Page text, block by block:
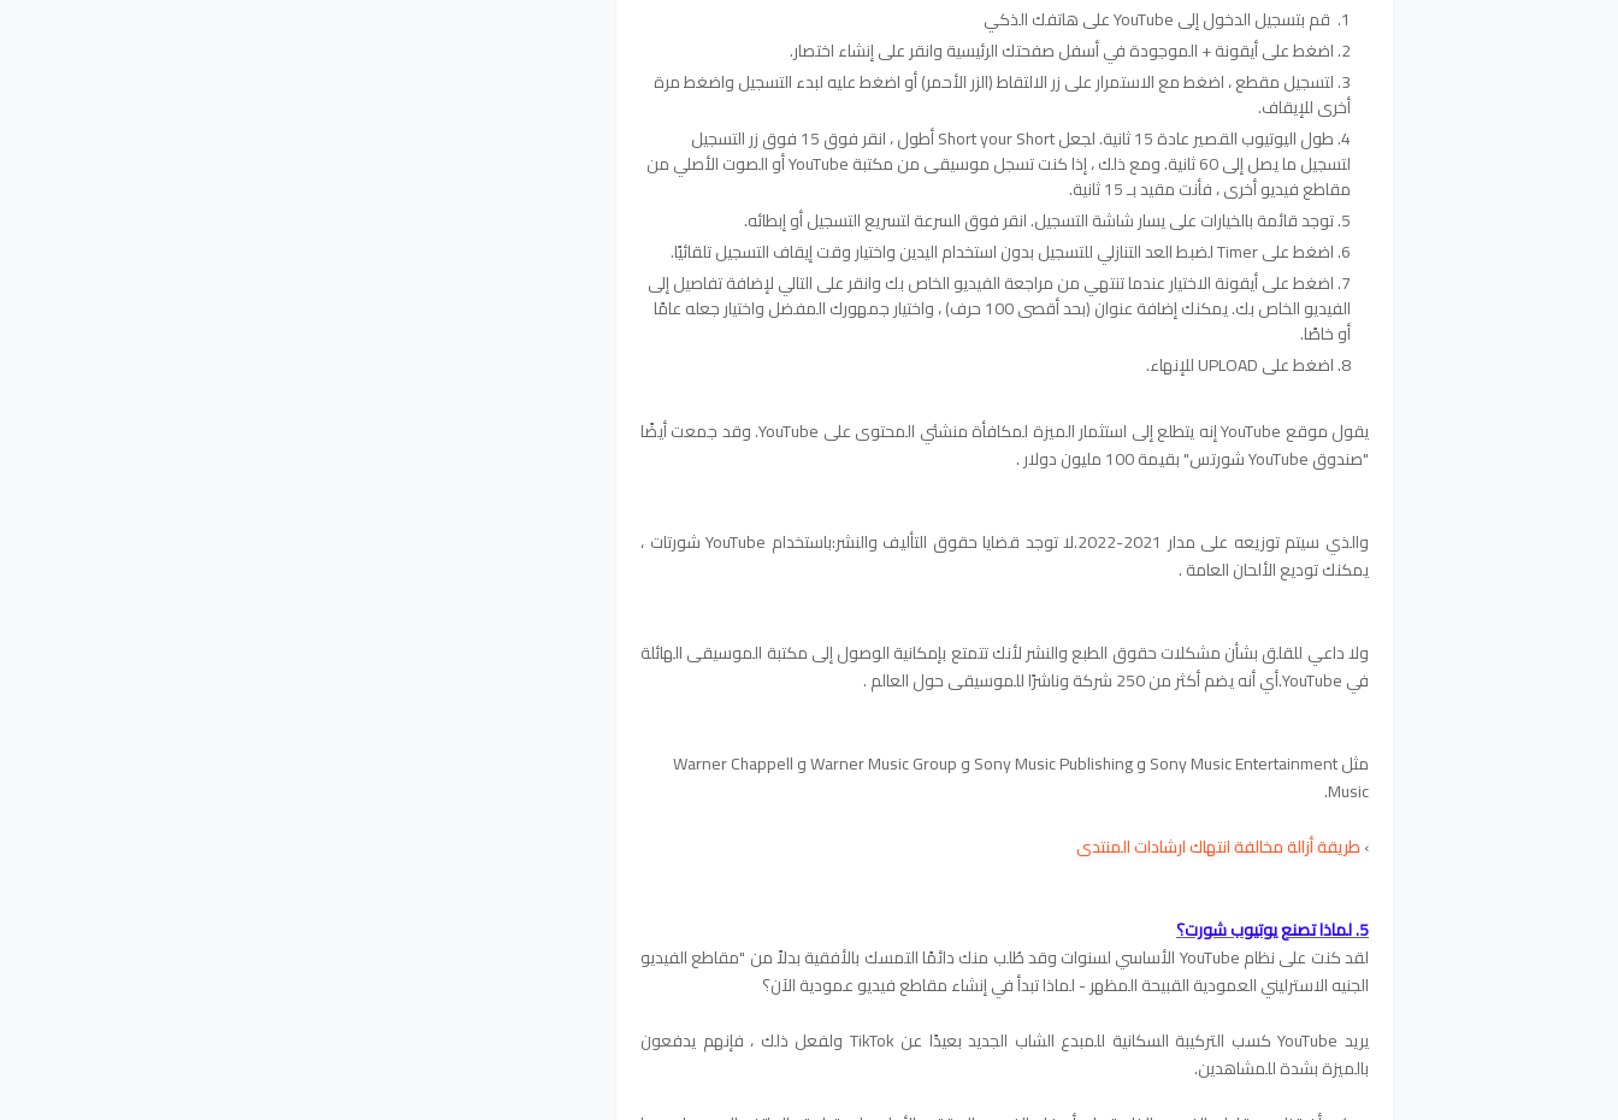
قم بتسجيل الدخول إلى YouTube على هاتفك الذكي
اضغط على أيقونة + الموجودة في أسفل صفحتك الرئيسية وانقر على إنشاء اختصار.
لتسجيل مقطع ، اضغط مع الاستمرار على زر الالتقاط (الزر الأحمر) أو اضغط عليه لبدء التسجيل واضغط مرة
أخرى للإيقاف.
طول اليوتيوب القصير عادة 15 ثانية. لجعل Short your Short أطول ، انقر فوق 15 فوق زر التسجيل
لتسجيل ما يصل إلى 60 ثانية. ومع ذلك ، إذا كنت تسجل موسيقى من مكتبة YouTube أو الصوت الأصلي من
مقاطع فيديو أخرى ، فأنت مقيد بـ 15 ثانية.
توجد قائمة بالخيارات على يسار شاشة التسجيل. انقر فوق السرعة لتسريع التسجيل أو إبطائه.
اضغط على Timer لضبط العد التنازلي للتسجيل بدون استخدام اليدين واختيار وقت إيقاف التسجيل تلقائيًا.
اضغط على أيقونة الاختيار عندما تنتهي من مراجعة الفيديو الخاص بك وانقر على التالي لإضافة تفاصيل إلى
الفيديو الخاص بك. يمكنك إضافة عنوان (بحد أقصى 100 حرف) ، واختيار جمهورك المفضل واختيار جعله عامًا
أو خاصًا.
اضغط على UPLOAD للإنهاء.
يقول موقع YouTube إنه يتطلع إلى استثمار الميزة لمكافأة منشئي المحتوى على YouTube.
وقد جمعت أيضًا
"صندوق YouTube شورتس" بقيمة 100 مليون دولار .
والذي سيتم توزيعه على مدار 2021-2022. لا توجد قضايا حقوق التأليف والنشر:
باستخدام YouTube شورتات ،
يمكنك توديع الألحان العامة .
ولا داعي للقلق بشأن مشكلات حقوق الطبع والنشر لأنك تتمتع بإمكانية الوصول إلى مكتبة الموسيقى الهائلة
في YouTube.
أي أنه يضم أكثر من 250 شركة وناشرًا للموسيقى حول العالم .
مثل Sony Music Entertainment و Sony Music Publishing و Warner Music Group و Warner Chappell
Music.
›طريقة أزالة مخالفة انتهاك ارشادات المنتدى
5. لماذا تصنع يوتيوب شورت؟
لقد كنت على نظام YouTube الأساسي لسنوات وقد طُلب منك دائمًا التمسك بالأفقية بدلاً من "مقاطع الفيديو
الجنيه الاسترليني العمودية القبيحة المظهر - لماذا تبدأ في إنشاء مقاطع فيديو عمودية الآن؟
يريد YouTube كسب التركيبة السكانية للمبدع الشاب الجديد بعيدًا عن TikTok ولفعل ذلك ، فإنهم يدفعون
بالميزة بشدة للمشاهدين.